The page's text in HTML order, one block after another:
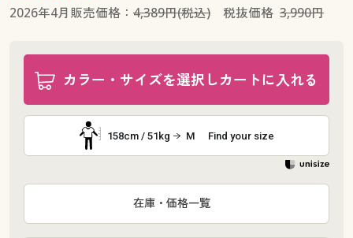
2026年4月販売価格： 4,389円(税込)税抜価格 3,990円
カラー・サイズを選択しカートに入れる
158cm / 51kg M Find your size
在庫・価格一覧